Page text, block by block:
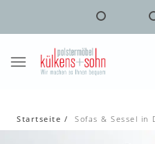
Startseite Sofas & Sessel in